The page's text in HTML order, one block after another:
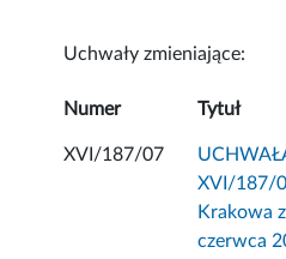
Uchwały zmieniające:
Numer Tytuł
XVI/187/07
XVI/187/
Krakowa
czerwca